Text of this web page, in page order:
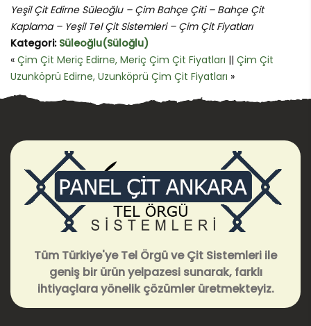
Yeşil Çit Edirne Süleoğlu – Çim Bahçe Çiti – Bahçe Çit
Kaplama – Yeşil Tel Çit Sistemleri – Çim Çit Fiyatları
Kategori: Süleoğlu(Süloğlu)
« Çim Çit Meriç Edirne, Meriç Çim Çit Fiyatları || Çim Çit
Uzunköprü Edirne, Uzunköprü Çim Çit Fiyatları »
Tüm Türkiye'ye Tel Örgü ve Çit Sistemleri ile
geniş bir ürün yelpazesi sunarak, farklı
ihtiyaçlara yönelik çözümler üretmekteyiz.